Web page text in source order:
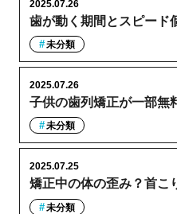
歯が動く期間とスピード
2025.07.26
未分類
子供の歯列矯正が一部無
2025.07.26
未分類
矯正中の体の歪み？首こ
2025.07.25
未分類